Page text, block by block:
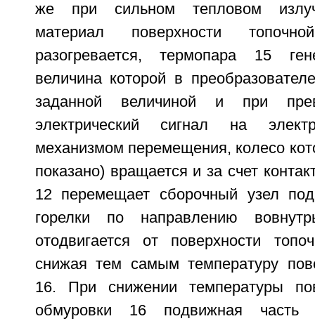
же при сильном тепловом
материал поверхности
разогревается, термопара 15
величина которой в
заданной величиной и при
электрический сигнал на
механизмом перемещения, колесо
показано) вращается и за счет
12 перемещает сборочный узел
горелки по направлению
отодвигается от поверхности
снижая тем самым температуру
16. При снижении температуры
обмуровки 16 подвижная часть